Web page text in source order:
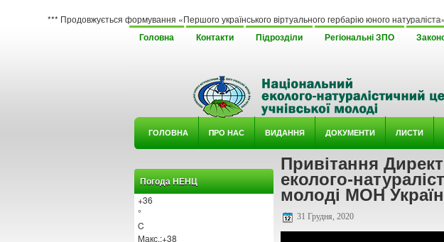
*** Продовжується формування «Першого українського віртуального гербарію юного натураліста» ***
Головна Контакти Підрозділи Регіональні ЗПО
ГОЛОВНА ΠРО НАС ВИДАННЯ ДОКУМЕНТИ ЛИСТИ
Погода НЕНЦ
+36
°
C
Макс.:+38
Привітання
еколого-
молоді МОН
31 Грудня, 2020